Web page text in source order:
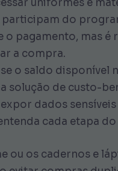
uniformes e
do
o pagamento, mas é
a compra.
o saldo disponível
solução de custo-
dados
cada etapa
ou os cadernos e